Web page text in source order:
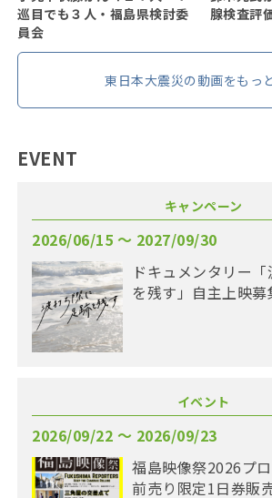
巡目でも３人・福島県検討委
員会
腺検査評
東日本大震災の動画をもっ
EVENT
キャンペーン
2026/06/15 〜 2027/09/30
ドキュメンタリー
を残す」自主上映募
イベント
2026/09/22 〜 2026/09/23
福島映像祭2026プ
前売り限定1日券販